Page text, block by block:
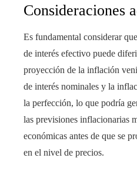
Consideraciones
Es fundamental considerar
de interés efectivo puede
proyección de la inflación
de interés nominales y la
la perfección, lo que podría
las previsiones inflacionarias
económicas antes de que se
en el nivel de precios.